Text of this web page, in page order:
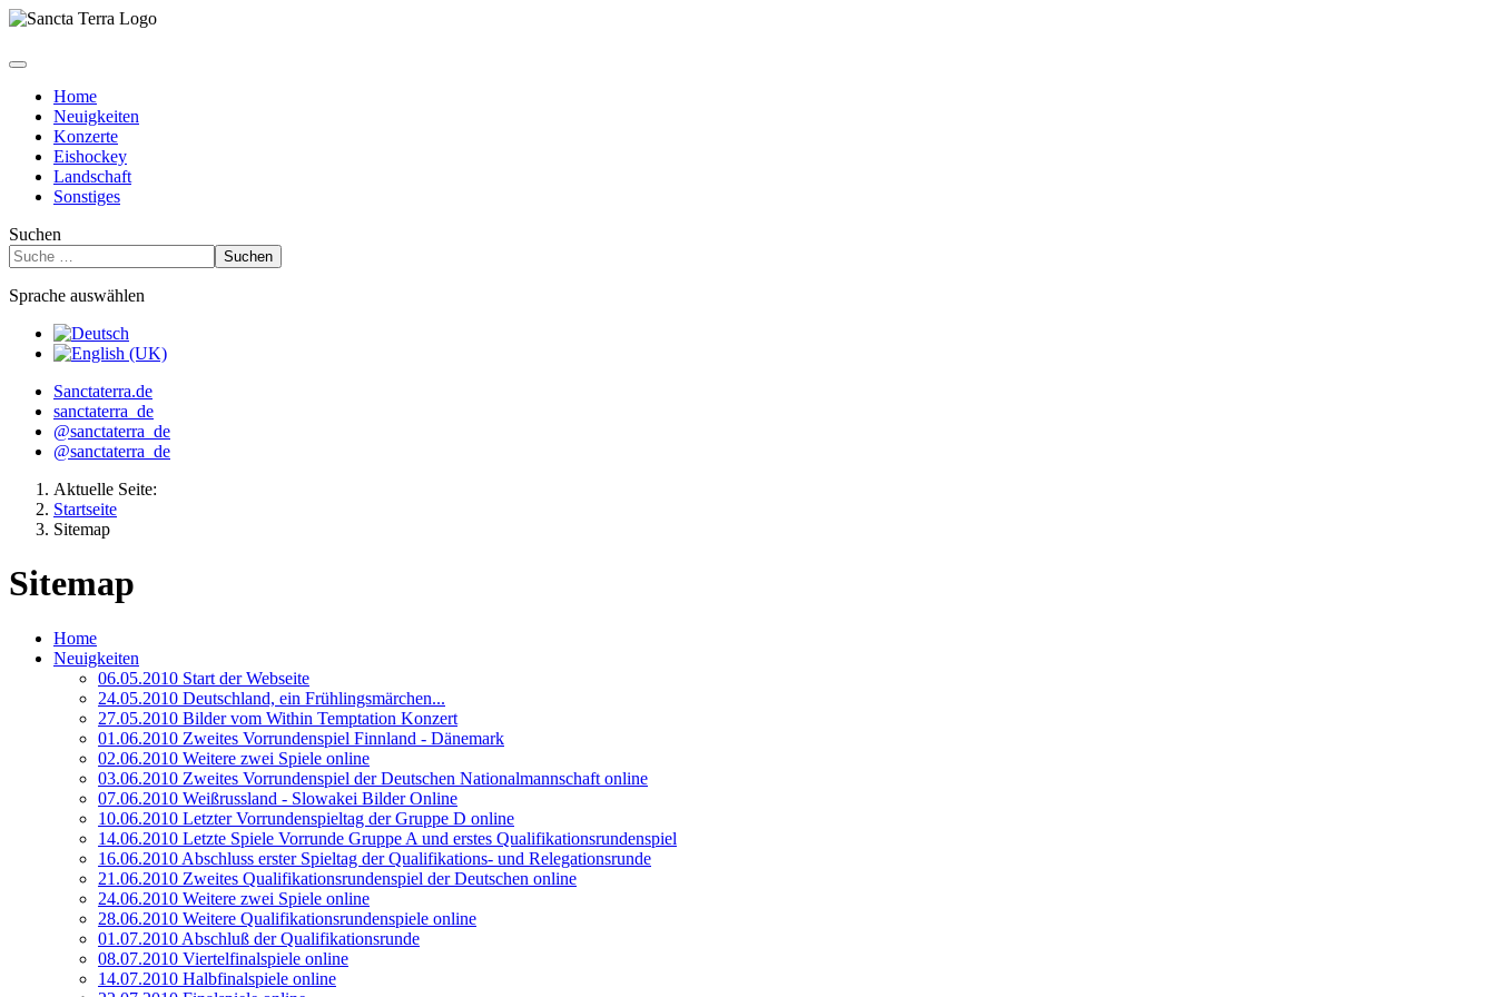
Home
Neuigkeiten
Konzerte
Eishockey
Landschaft
Sonstiges
Suchen
Suchen
Sprache auswählen
Sanctaterra.de
sanctaterra_de
@sanctaterra_de
@sanctaterra_de
Aktuelle Seite:
Startseite
Sitemap
Sitemap
Home
Neuigkeiten
06.05.2010 Start der Webseite
24.05.2010 Deutschland, ein Frühlingsmärchen...
27.05.2010 Bilder vom Within Temptation Konzert
01.06.2010 Zweites Vorrundenspiel Finnland - Dänemark
02.06.2010 Weitere zwei Spiele online
03.06.2010 Zweites Vorrundenspiel der Deutschen Nationalmannschaft online
07.06.2010 Weißrussland - Slowakei Bilder Online
10.06.2010 Letzter Vorrundenspieltag der Gruppe D online
14.06.2010 Letzte Spiele Vorrunde Gruppe A und erstes Qualifikationsrundenspiel
16.06.2010 Abschluss erster Spieltag der Qualifikations- und Relegationsrunde
21.06.2010 Zweites Qualifikationsrundenspiel der Deutschen online
24.06.2010 Weitere zwei Spiele online
28.06.2010 Weitere Qualifikationsrundenspiele online
01.07.2010 Abschluß der Qualifikationsrunde
08.07.2010 Viertelfinalspiele online
14.07.2010 Halbfinalspiele online